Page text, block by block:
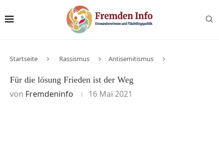
Startseite Rassismus Antisemitismus
Für die lösung Frieden ist der Weg
von Fremdeninfo 16 Mai 2021